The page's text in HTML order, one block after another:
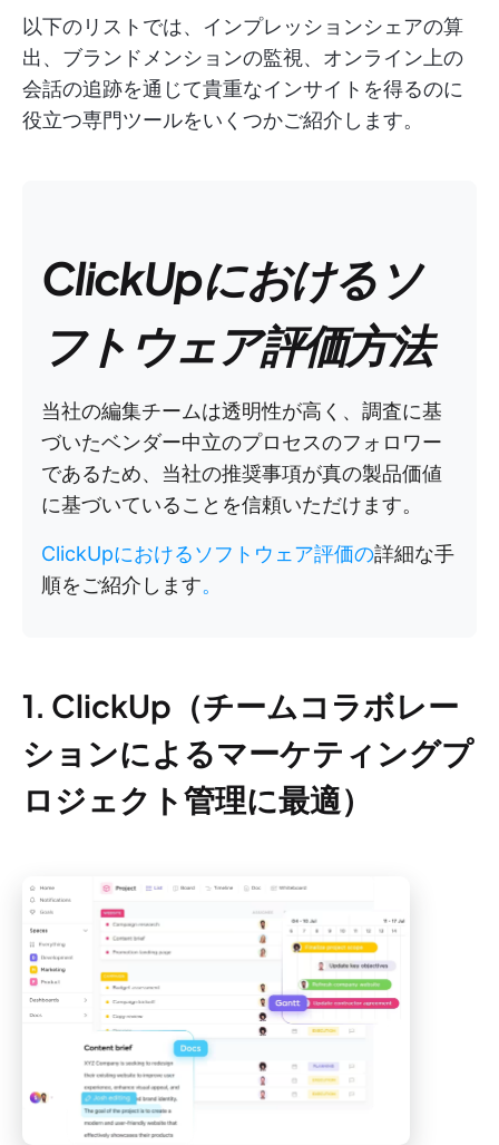
以下のリストでは、インプレッションシェアの算
出、ブランドメンションの監視、オンライン上の
会話の追跡を通じて貴重なインサイトを得るのに
役立つ専門ツールをいくつかご紹介します。
ClickUpにおけるソ
フトウェア評価方法
当社の編集チームは透明性が高く、調査に基
づいたベンダー中立のプロセスのフォロワー
であるため、当社の推奨事項が真の製品価値
に基づいていることを信頼いただけます。
ClickUpにおけるソフトウェア評価の詳細な手
順をご紹介します。
1. ClickUp（チームコラボレー
ションによるマーケティングプ
ロジェクト管理に最適）